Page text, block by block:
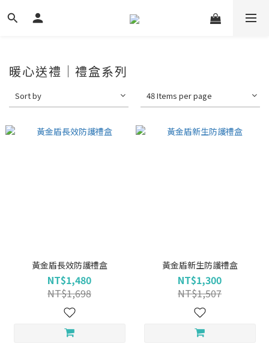
暖心送禮｜禮盒系列
Sort by 48 Items per page
黃金盾長效防護禮盒
NT$1,480
NT$1,698
黃金盾新生防護禮盒
NT$1,300
NT$1,507